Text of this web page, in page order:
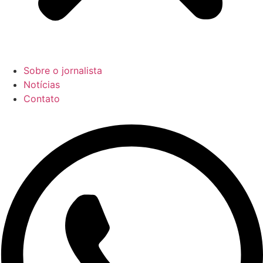
Sobre o jornalista
Notícias
Contato